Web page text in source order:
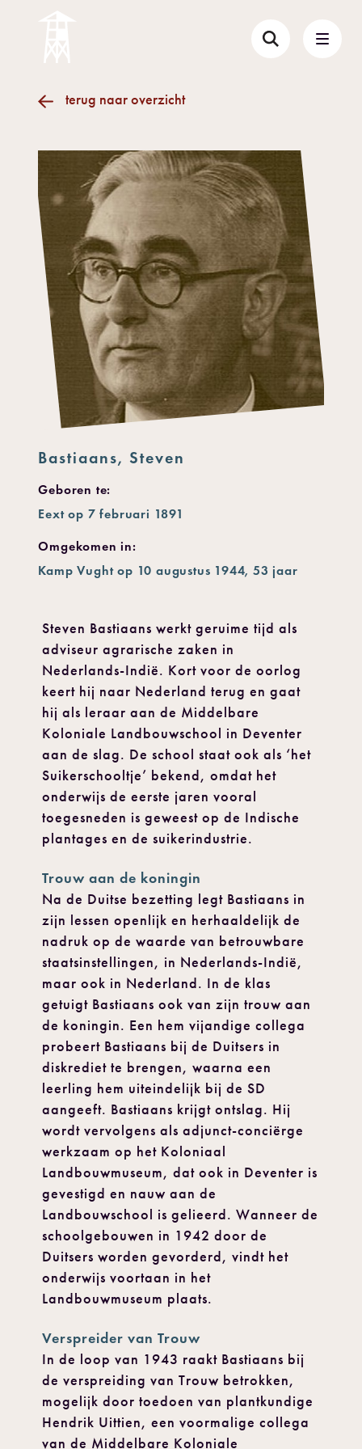
terug naar overzicht
Bastiaans, Steven
Geboren te:
Eext op 7 februari 1891
Omgekomen in:
Kamp Vught op 10 augustus 1944, 53 jaar
Steven Bastiaans werkt geruime tijd als
adviseur agrarische zaken in
Nederlands-Indië. Kort voor de oorlog
keert hij naar Nederland terug en gaat
hij als leraar aan de Middelbare
Koloniale Landbouwschool in Deventer
aan de slag. De school staat ook als ‘het
Suikerschooltje’ bekend, omdat het
onderwijs de eerste jaren vooral
toegesneden is geweest op de Indische
plantages en de suikerindustrie.
Trouw aan de koningin
Na de Duitse bezetting legt Bastiaans in
zijn lessen openlijk en herhaaldelijk de
nadruk op de waarde van betrouwbare
staatsinstellingen, in Nederlands-Indië,
maar ook in Nederland. In de klas
getuigt Bastiaans ook van zijn trouw aan
de koningin. Een hem vijandige collega
probeert Bastiaans bij de Duitsers in
diskrediet te brengen, waarna een
leerling hem uiteindelijk bij de SD
aangeeft. Bastiaans krijgt ontslag. Hij
wordt vervolgens als adjunct-conciërge
werkzaam op het Koloniaal
Landbouwmuseum, dat ook in Deventer is
gevestigd en nauw aan de
Landbouwschool is gelieerd. Wanneer de
schoolgebouwen in 1942 door de
Duitsers worden gevorderd, vindt het
onderwijs voortaan in het
Landbouwmuseum plaats.
Verspreider van Trouw
In de loop van 1943 raakt Bastiaans bij
de verspreiding van Trouw betrokken,
mogelijk door toedoen van plantkundige
Hendrik Uittien, een voormalige collega
van de Middelbare Koloniale